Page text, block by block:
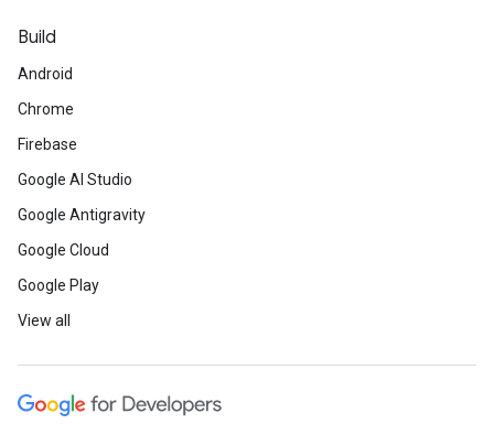
Build
Android
Chrome
Firebase
Google AI Studio
Google Antigravity
Google Cloud
Google Play
View all